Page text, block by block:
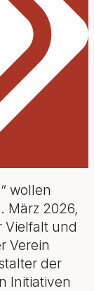
wollen
März 2026,
Vielfalt und
Verein
der
Initiativen